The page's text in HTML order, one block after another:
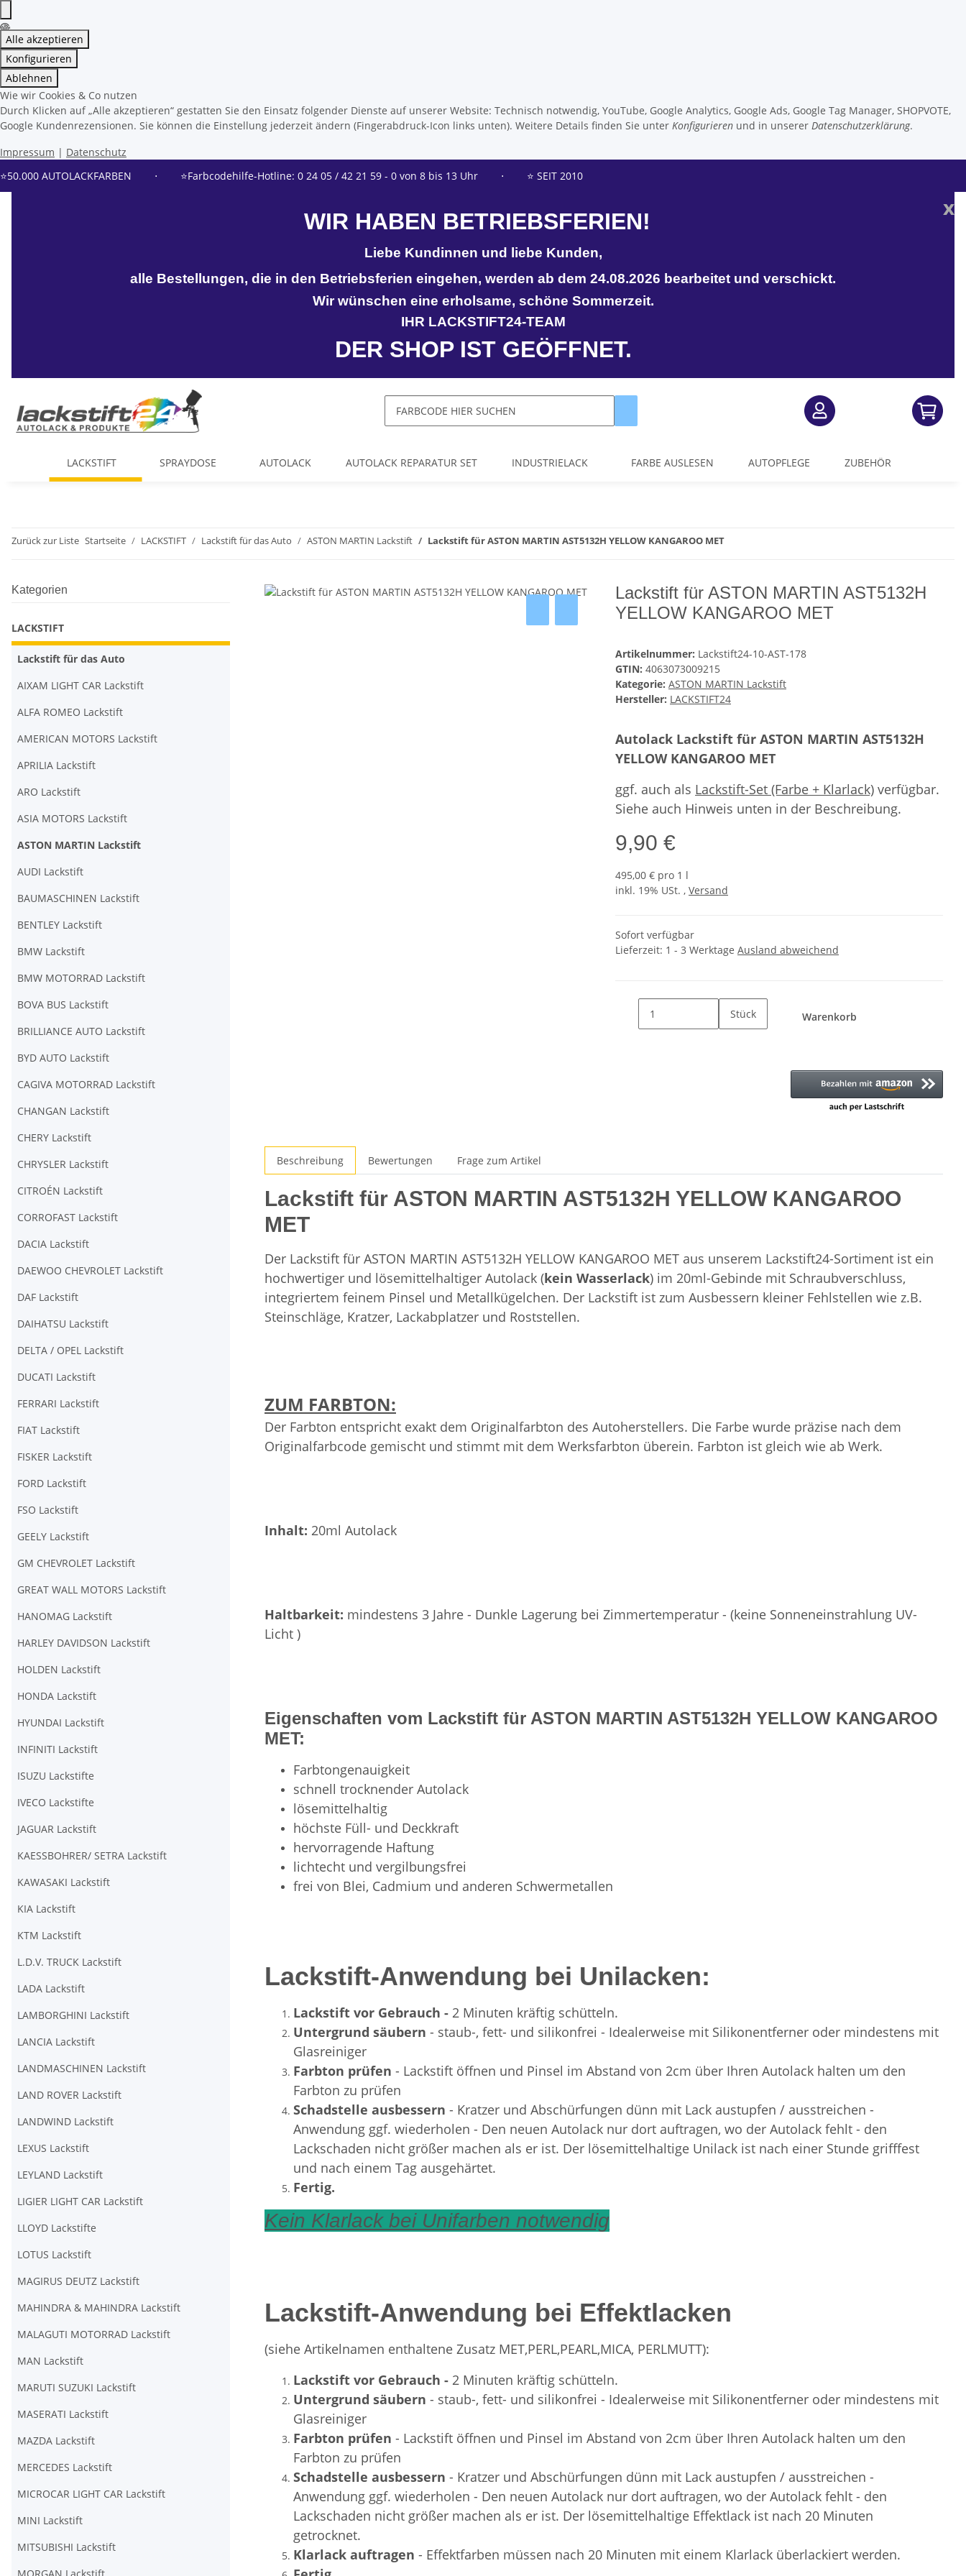
Alle akzeptieren
Konfigurieren
Ablehnen
Wie wir Cookies & Co nutzen
Durch Klicken auf „Alle akzeptieren“ gestatten Sie den Einsatz folgender Dienste auf unserer Website: Technisch notwendig, YouTube, Google Analytics, Google Ads, Google Tag Manager, SHOPVOTE,
Google Kundenrezensionen. Sie können die Einstellung jederzeit ändern (Fingerabdruck-Icon links unten). Weitere Details finden Sie unter Konfigurieren und in unserer Datenschutzerklärung.
Impressum | Datenschutz
⭐50.000 AUTOLACKFARBEN
⋅ ⭐Farbcodehilfe-Hotline: 0 24 05 / 42 21 59 - 0 von 8 bis 13 Uhr ⋅ ⭐ SEIT 2010
x
WIR HABEN BETRIEBSFERIEN!
Liebe Kundinnen und liebe Kunden,
alle Bestellungen, die in den Betriebsferien eingehen, werden ab dem 24.08.2026 bearbeitet und verschickt.
Wir wünschen eine erholsame, schöne Sommerzeit.
IHR LACKSTIFT24-TEAM
DER SHOP IST GEÖFFNET.
LACKSTIFT SPRAYDOSE AUTOLACK AUTOLACK REPARATUR SET INDUSTRIELACK FARBE AUSLESEN AUTOPFLEGE ZUBEHÖR
Zurück zur Liste Startseite LACKSTIFT Lackstift für das Auto ASTON MARTIN Lackstift Lackstift für ASTON MARTIN AST5132H YELLOW KANGAROO MET
Lackstift für ASTON MARTIN AST5132H
YELLOW KANGAROO MET
Artikelnummer: Lackstift24-10-AST-178
GTIN: 4063073009215
Kategorie: ASTON MARTIN Lackstift
Hersteller: LACKSTIFT24
Autolack Lackstift für ASTON MARTIN AST5132H
YELLOW KANGAROO MET
ggf. auch als Lackstift-Set (Farbe + Klarlack) verfügbar.
Siehe auch Hinweis unten in der Beschreibung.
9,90 €
495,00 € pro 1 l
inkl. 19% USt. , Versand
Sofort verfügbar
Lieferzeit: 1 - 3 Werktage Ausland abweichend
Stück Warenkorb
Beschreibung Bewertungen Frage zum Artikel
Lackstift für ASTON MARTIN AST5132H YELLOW KANGAROO
MET
Der Lackstift für ASTON MARTIN AST5132H YELLOW KANGAROO MET aus unserem Lackstift24-Sortiment ist ein
hochwertiger und lösemittelhaltiger Autolack (kein Wasserlack) im 20ml-Gebinde mit Schraubverschluss,
integriertem feinem Pinsel und Metallkügelchen. Der Lackstift ist zum Ausbessern kleiner Fehlstellen wie z.B.
Steinschläge, Kratzer, Lackabplatzer und Roststellen.
ZUM FARBTON:
Der Farbton entspricht exakt dem Originalfarbton des Autoherstellers. Die Farbe wurde präzise nach dem
Originalfarbcode gemischt und stimmt mit dem Werksfarbton überein. Farbton ist gleich wie ab Werk.
Inhalt: 20ml Autolack
Haltbarkeit: mindestens 3 Jahre - Dunkle Lagerung bei Zimmertemperatur - (keine Sonneneinstrahlung UV-
Licht )
Eigenschaften vom Lackstift für ASTON MARTIN AST5132H YELLOW KANGAROO
MET:
Farbtongenauigkeit
schnell trocknender Autolack
lösemittelhaltig
höchste Füll- und Deckkraft
hervorragende Haftung
lichtecht und vergilbungsfrei
frei von Blei, Cadmium und anderen Schwermetallen
Lackstift-Anwendung bei Unilacken:
Lackstift vor Gebrauch - 2 Minuten kräftig schütteln.
Untergrund säubern - staub-, fett- und silikonfrei - Idealerweise mit Silikonentferner oder mindestens mit
Glasreiniger
Farbton prüfen - Lackstift öffnen und Pinsel im Abstand von 2cm über Ihren Autolack halten um den
Farbton zu prüfen
Schadstelle ausbessern - Kratzer und Abschürfungen dünn mit Lack austupfen / ausstreichen -
Anwendung ggf. wiederholen - Den neuen Autolack nur dort auftragen, wo der Autolack fehlt - den
Lackschaden nicht größer machen als er ist. Der lösemittelhaltige Unilack ist nach einer Stunde grifffest
und nach einem Tag ausgehärtet.
Fertig.
Kein Klarlack bei Unifarben notwendig
Lackstift-Anwendung bei Effektlacken
(siehe Artikelnamen enthaltene Zusatz MET,PERL,PEARL,MICA, PERLMUTT):
Lackstift vor Gebrauch - 2 Minuten kräftig schütteln.
Untergrund säubern - staub-, fett- und silikonfrei - Idealerweise mit Silikonentferner oder mindestens mit
Glasreiniger
Farbton prüfen - Lackstift öffnen und Pinsel im Abstand von 2cm über Ihren Autolack halten um den
Farbton zu prüfen
Schadstelle ausbessern - Kratzer und Abschürfungen dünn mit Lack austupfen / ausstreichen -
Anwendung ggf. wiederholen - Den neuen Autolack nur dort auftragen, wo der Autolack fehlt - den
Lackschaden nicht größer machen als er ist. Der lösemittelhaltige Effektlack ist nach 20 Minuten
getrocknet.
Klarlack auftragen - Effektfarben müssen nach 20 Minuten mit einem Klarlack überlackiert werden.
Kategorien
LACKSTIFT
Lackstift für das Auto
AIXAM LIGHT CAR Lackstift
ALFA ROMEO Lackstift
AMERICAN MOTORS Lackstift
APRILIA Lackstift
ARO Lackstift
ASIA MOTORS Lackstift
ASTON MARTIN Lackstift
AUDI Lackstift
BAUMASCHINEN Lackstift
BENTLEY Lackstift
BMW Lackstift
BMW MOTORRAD Lackstift
BOVA BUS Lackstift
BRILLIANCE AUTO Lackstift
BYD AUTO Lackstift
CAGIVA MOTORRAD Lackstift
CHANGAN Lackstift
CHERY Lackstift
CHRYSLER Lackstift
CITROÉN Lackstift
CORROFAST Lackstift
DACIA Lackstift
DAEWOO CHEVROLET Lackstift
DAF Lackstift
DAIHATSU Lackstift
DELTA / OPEL Lackstift
DUCATI Lackstift
FERRARI Lackstift
FIAT Lackstift
FISKER Lackstift
FORD Lackstift
FSO Lackstift
GEELY Lackstift
GM CHEVROLET Lackstift
GREAT WALL MOTORS Lackstift
HANOMAG Lackstift
HARLEY DAVIDSON Lackstift
HOLDEN Lackstift
HONDA Lackstift
HYUNDAI Lackstift
INFINITI Lackstift
ISUZU Lackstifte
IVECO Lackstifte
JAGUAR Lackstift
KAESSBOHRER/ SETRA Lackstift
KAWASAKI Lackstift
KIA Lackstift
KTM Lackstift
L.D.V. TRUCK Lackstift
LADA Lackstift
LAMBORGHINI Lackstift
LANCIA Lackstift
LANDMASCHINEN Lackstift
LAND ROVER Lackstift
LANDWIND Lackstift
LEXUS Lackstift
LEYLAND Lackstift
LIGIER LIGHT CAR Lackstift
LLOYD Lackstifte
LOTUS Lackstift
MAGIRUS DEUTZ Lackstift
MAHINDRA & MAHINDRA Lackstift
MALAGUTI MOTORRAD Lackstift
MAN Lackstift
MARUTI SUZUKI Lackstift
MASERATI Lackstift
MAZDA Lackstift
MERCEDES Lackstift
MICROCAR LIGHT CAR Lackstift
MINI Lackstift
MITSUBISHI Lackstift